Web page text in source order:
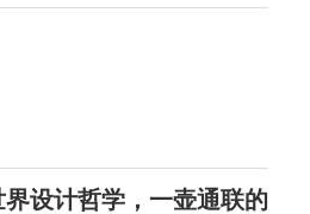
设计哲学，一壶通联的